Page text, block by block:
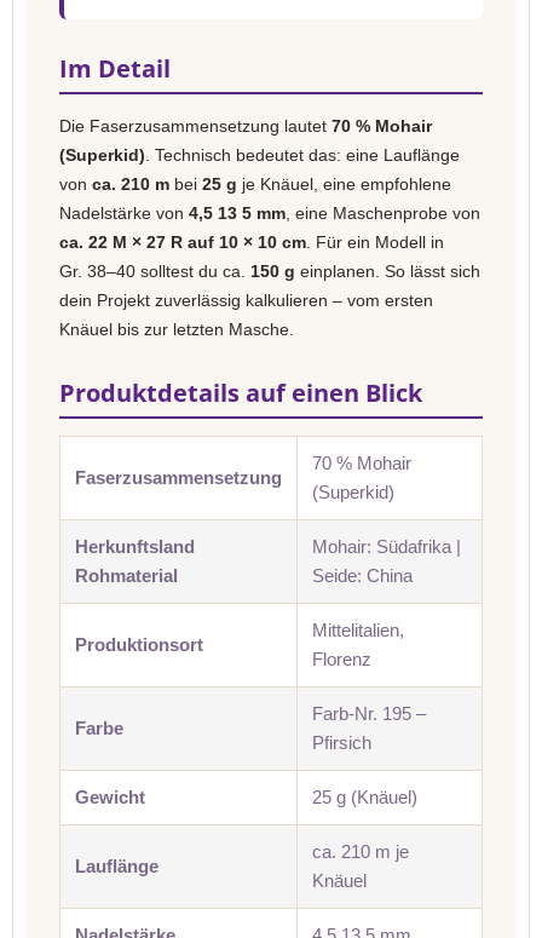
Im Detail
Die Faserzusammensetzung lautet 70 % Mohair
(Superkid) . Technisch bedeutet das: eine Lauflänge
von ca. 210 m bei 25 g je Knäuel, eine empfohlene
Nadelstärke von 4,5 13 5 mm , eine Maschenprobe von
ca. 22 M × 27 R auf 10 × 10 cm . Für ein Modell in
Gr. 38–40 solltest du ca. 150 g einplanen. So lässt sich
dein Projekt zuverlässig kalkulieren – vom ersten
Knäuel bis zur letzten Masche.
Produktdetails auf einen Blick
Faserzusammensetzung
70 % Mohair
(Superkid)
Herkunftsland
Rohmaterial
Mohair: Südafrika |
Seide: China
Produktionsort
Mittelitalien,
Florenz
Farbe
Farb-Nr. 195 –
Pfirsich
Gewicht 25 g (Knäuel)
Lauflänge
ca. 210 m je
Knäuel